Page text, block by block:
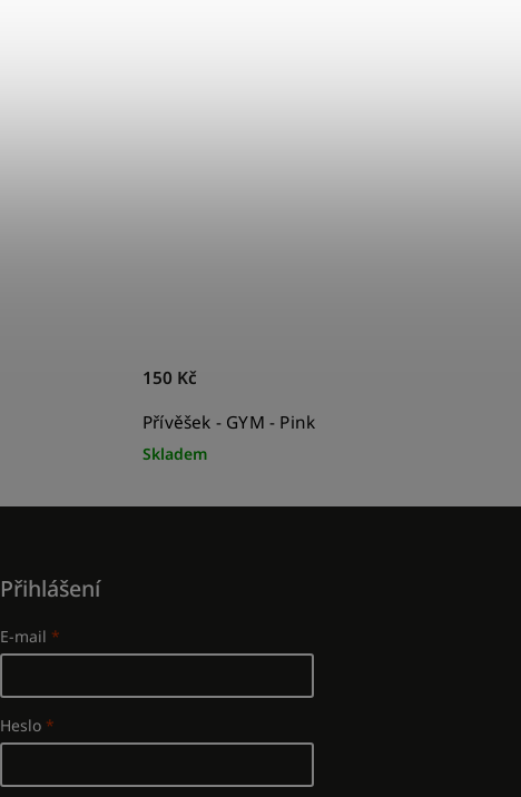
Přívěšek - GYM - Pink
Skladem
150 Kč
Přihlášení
E-mail
Heslo